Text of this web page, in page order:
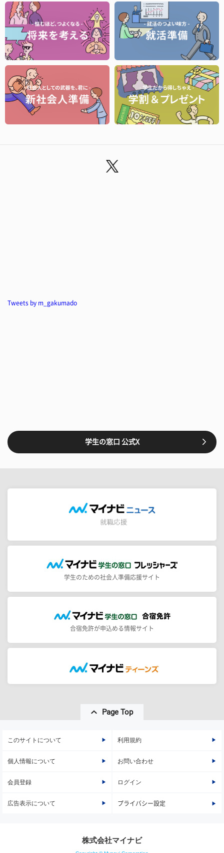
Tweets by m_gakumado
学生の窓口 公式X
学生のための社会人準備応援サイト
合宿免許が申込める情報サイト
Page Top
このサイトについて 利用規約
個人情報について お問い合わせ
会員登録 ログイン
広告表示について プライバシー設定
株式会社マイナビ